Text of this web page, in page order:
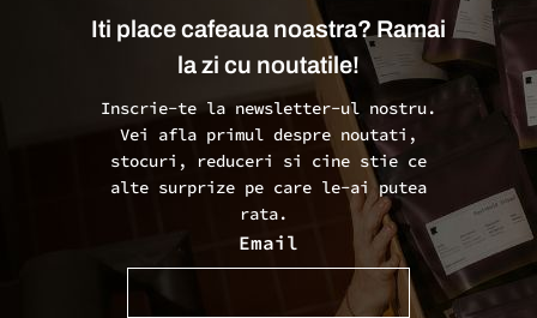
Iti place cafeaua noastra? Ramai
la zi cu noutatile!
Inscrie-te la newsletter-ul nostru.
Vei afla primul despre noutati,
stocuri, reduceri si cine stie ce
alte surprize pe care le-ai putea
rata.
Email